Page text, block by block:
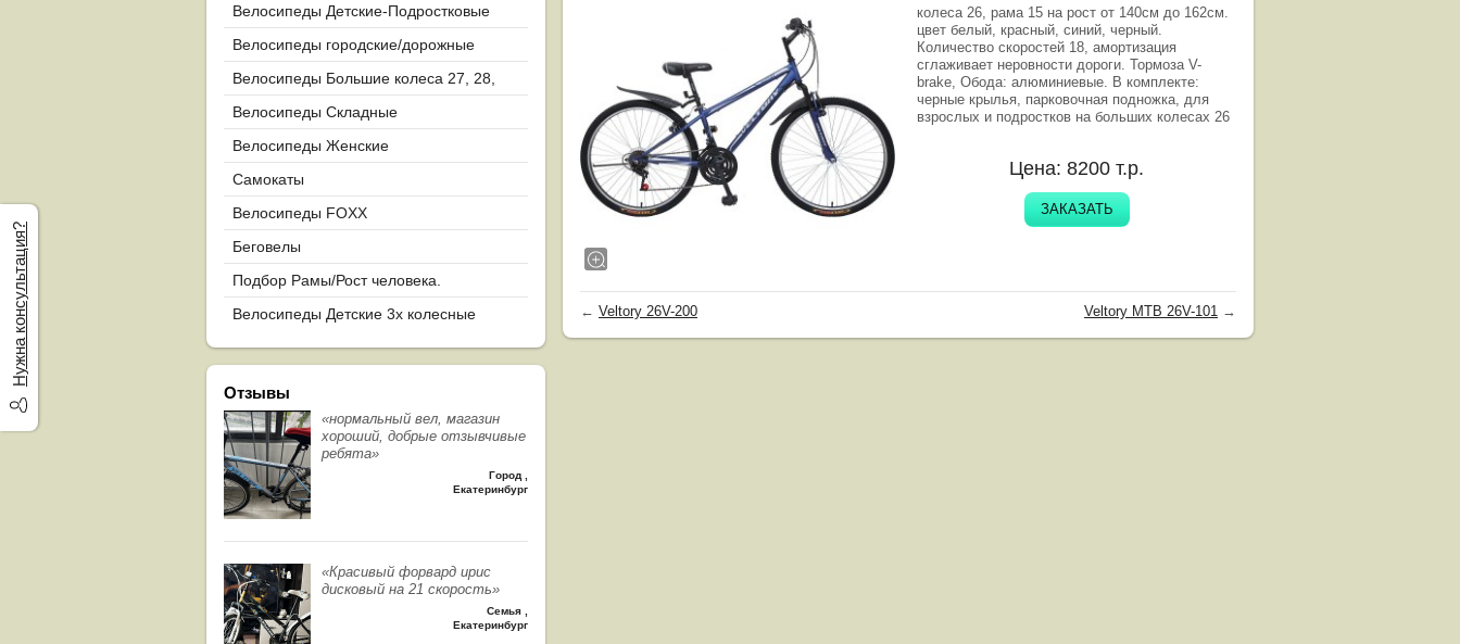
Велосипеды Детские-Подростковые
Велосипеды городские/дорожные
Велосипеды Большие колеса 27, 28,
29
Велосипеды Складные
Велосипеды Женские
Самокаты
Велосипеды FOXX
Беговелы
Подбор Рамы/Рост человека.
Велосипеды Детские 3х колесные
Отзывы
«нормальный вел, магазин
хороший, добрые отзывчивые
ребята»
Город
Екатеринбург
«Красивый форвард ирис
дисковый на 21 скорость»
Семья
Екатеринбург
колеса 26, рама 15 на рост от 140см до 162см.
цвет белый, красный, синий, черный.
Количество скоростей 18, амортизация
сглаживает неровности дороги. Тормоза V-
brake, Обода: алюминиевые. В комплекте:
черные крылья, парковочная подножка, для
взрослых и подростков на больших колесах 26
Цена: 8200 т.р.
ЗАКАЗАТЬ
← Veltory 26V-200 Veltory MTB 26V-101 →
Нужна консультация?